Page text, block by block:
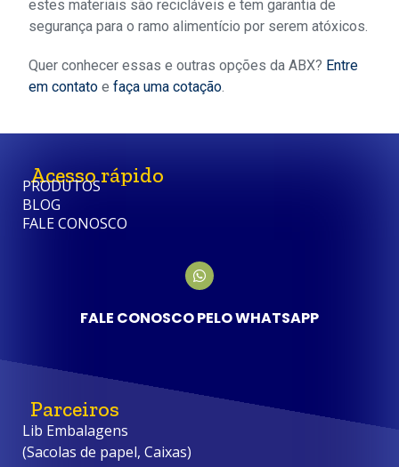
estes materiais são recicláveis e tem garantia de
segurança para o ramo alimentício por serem atóxicos.
Quer conhecer essas e outras opções da ABX? Entre
em contato efaça uma cotação.
Acesso rápido
PRODUTOS
BLOG
FALE CONOSCO
FALE CONOSCO PELO WHATSAPP
Parceiros
Lib Embalagens
(Sacolas de papel, Caixas)